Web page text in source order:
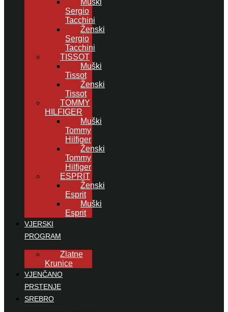
Muški
Sergio
Tacchini
Ženski
Sergio
Tacchini
TISSOT
Muški
Tissot
Ženski
Tissot
TOMMY
HILFIGER
Muški
Tommy
Hilfiger
Ženski
Tommy
Hilfiger
ESPRIT
Ženski
Esprit
Muški
Esprit
VJERSKI
PROGRAM
Zlatne
Krunice
VJENČANO
PRSTENJE
SREBRO